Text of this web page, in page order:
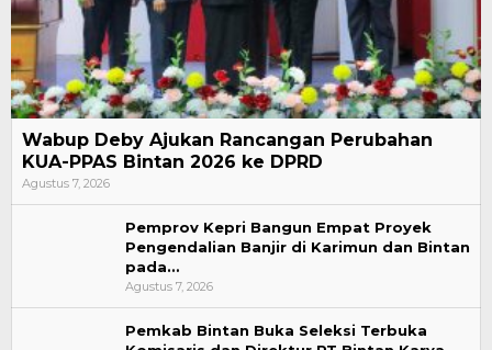
Wabup Deby Ajukan Rancangan Perubahan
KUA-PPAS Bintan 2026 ke DPRD
Agustus 7, 2026
Pemprov Kepri Bangun Empat Proyek
Pengendalian Banjir di Karimun dan Bintan
pada…
Agustus 7, 2026
Pemkab Bintan Buka Seleksi Terbuka